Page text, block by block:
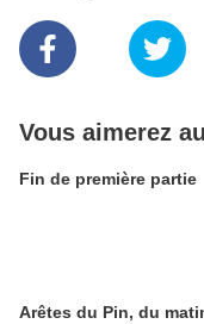
Vous aimerez
Fin de première partie
Arêtes du Pin, du